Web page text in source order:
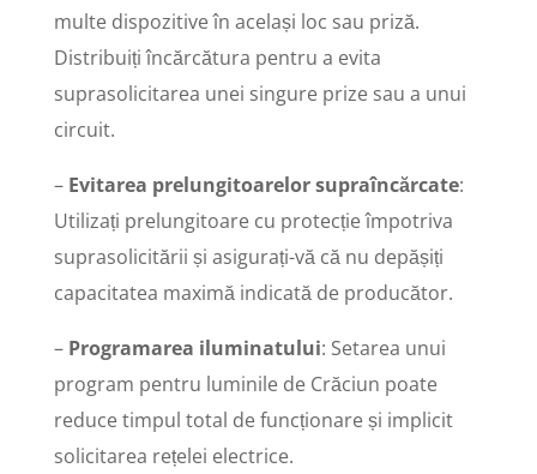
multe dispozitive în același loc sau priză.
Distribuiți încărcătura pentru a evita
suprasolicitarea unei singure prize sau a unui
circuit.
– Evitarea prelungitoarelor supraîncărcate:
Utilizați prelungitoare cu protecție împotriva
suprasolicitării și asigurați-vă că nu depășiți
capacitatea maximă indicată de producător.
– Programarea iluminatului: Setarea unui
program pentru luminile de Crăciun poate
reduce timpul total de funcționare și implicit
solicitarea rețelei electrice.